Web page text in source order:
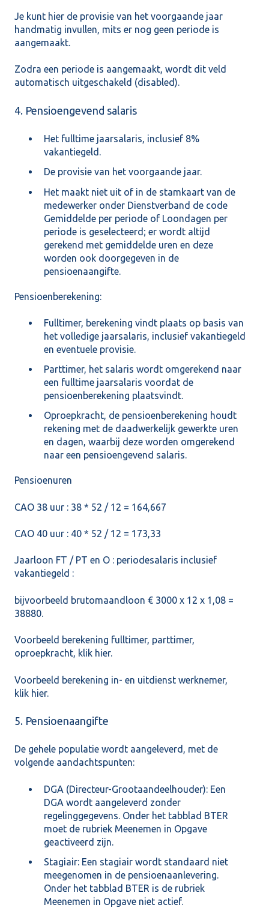
Je kunt hier de provisie van het voorgaande jaar
handmatig invullen, mits er nog geen periode is
aangemaakt.
Zodra een periode is aangemaakt, wordt dit veld
automatisch uitgeschakeld (disabled).
4. Pensioengevend salaris
Het fulltime jaarsalaris, inclusief 8%
vakantiegeld.
De provisie van het voorgaande jaar.
Het maakt niet uit of in de stamkaart van de
medewerker onder Dienstverband de code
Gemiddelde per periode of Loondagen per
periode is geselecteerd; er wordt altijd
gerekend met gemiddelde uren en deze
worden ook doorgegeven in de
pensioenaangifte.
Pensioenberekening:
Fulltimer, berekening vindt plaats op basis van
het volledige jaarsalaris, inclusief vakantiegeld
en eventuele provisie.
Parttimer, het salaris wordt omgerekend naar
een fulltime jaarsalaris voordat de
pensioenberekening plaatsvindt.
Oproepkracht, de pensioenberekening houdt
rekening met de daadwerkelijk gewerkte uren
en dagen, waarbij deze worden omgerekend
naar een pensioengevend salaris.
Pensioenuren
CAO 38 uur : 38 * 52 / 12 = 164,667
CAO 40 uur : 40 * 52 / 12 = 173,33
Jaarloon FT / PT en O : periodesalaris inclusief
vakantiegeld :
bijvoorbeeld brutomaandloon € 3000 x 12 x 1,08 =
38880.
Voorbeeld berekening fulltimer, parttimer,
oproepkracht, klik hier.
Voorbeeld berekening in- en uitdienst werknemer,
klik hier.
5. Pensioenaangifte
De gehele populatie wordt aangeleverd, met de
volgende aandachtspunten:
DGA (Directeur-Grootaandeelhouder): Een
DGA wordt aangeleverd zonder
regelinggegevens. Onder het tabblad BTER
moet de rubriek Meenemen in Opgave
geactiveerd zijn.
Stagiair: Een stagiair wordt standaard niet
meegenomen in de pensioenaanlevering.
Onder het tabblad BTER is de rubriek
Meenemen in Opgave niet actief.